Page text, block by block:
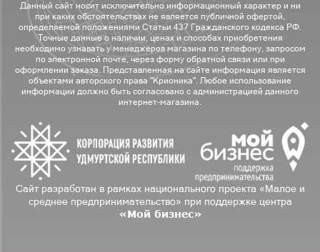
Данный сайт носит исключительно информационный характер и ни
при каких обстоятельствах не является публичной офертой,
определяемой положениями Статьи 437 Гражданского кодекса РФ.
Точные данные о наличии, ценах и способах приобретения
необходимо узнавать у менеджеров магазина по телефону, запросом
по электронной почте, через форму обратной связи или при
оформлении заказа. Представленная на сайте информация является
объектами авторского права "Крионика". Любое использование
информации должно быть согласовано с администрацией данного
интернет-магазина.
Сайт разработан в рамках национального проекта «Малое и
среднее предпринимательство» при поддержке центра
«Мой бизнес»